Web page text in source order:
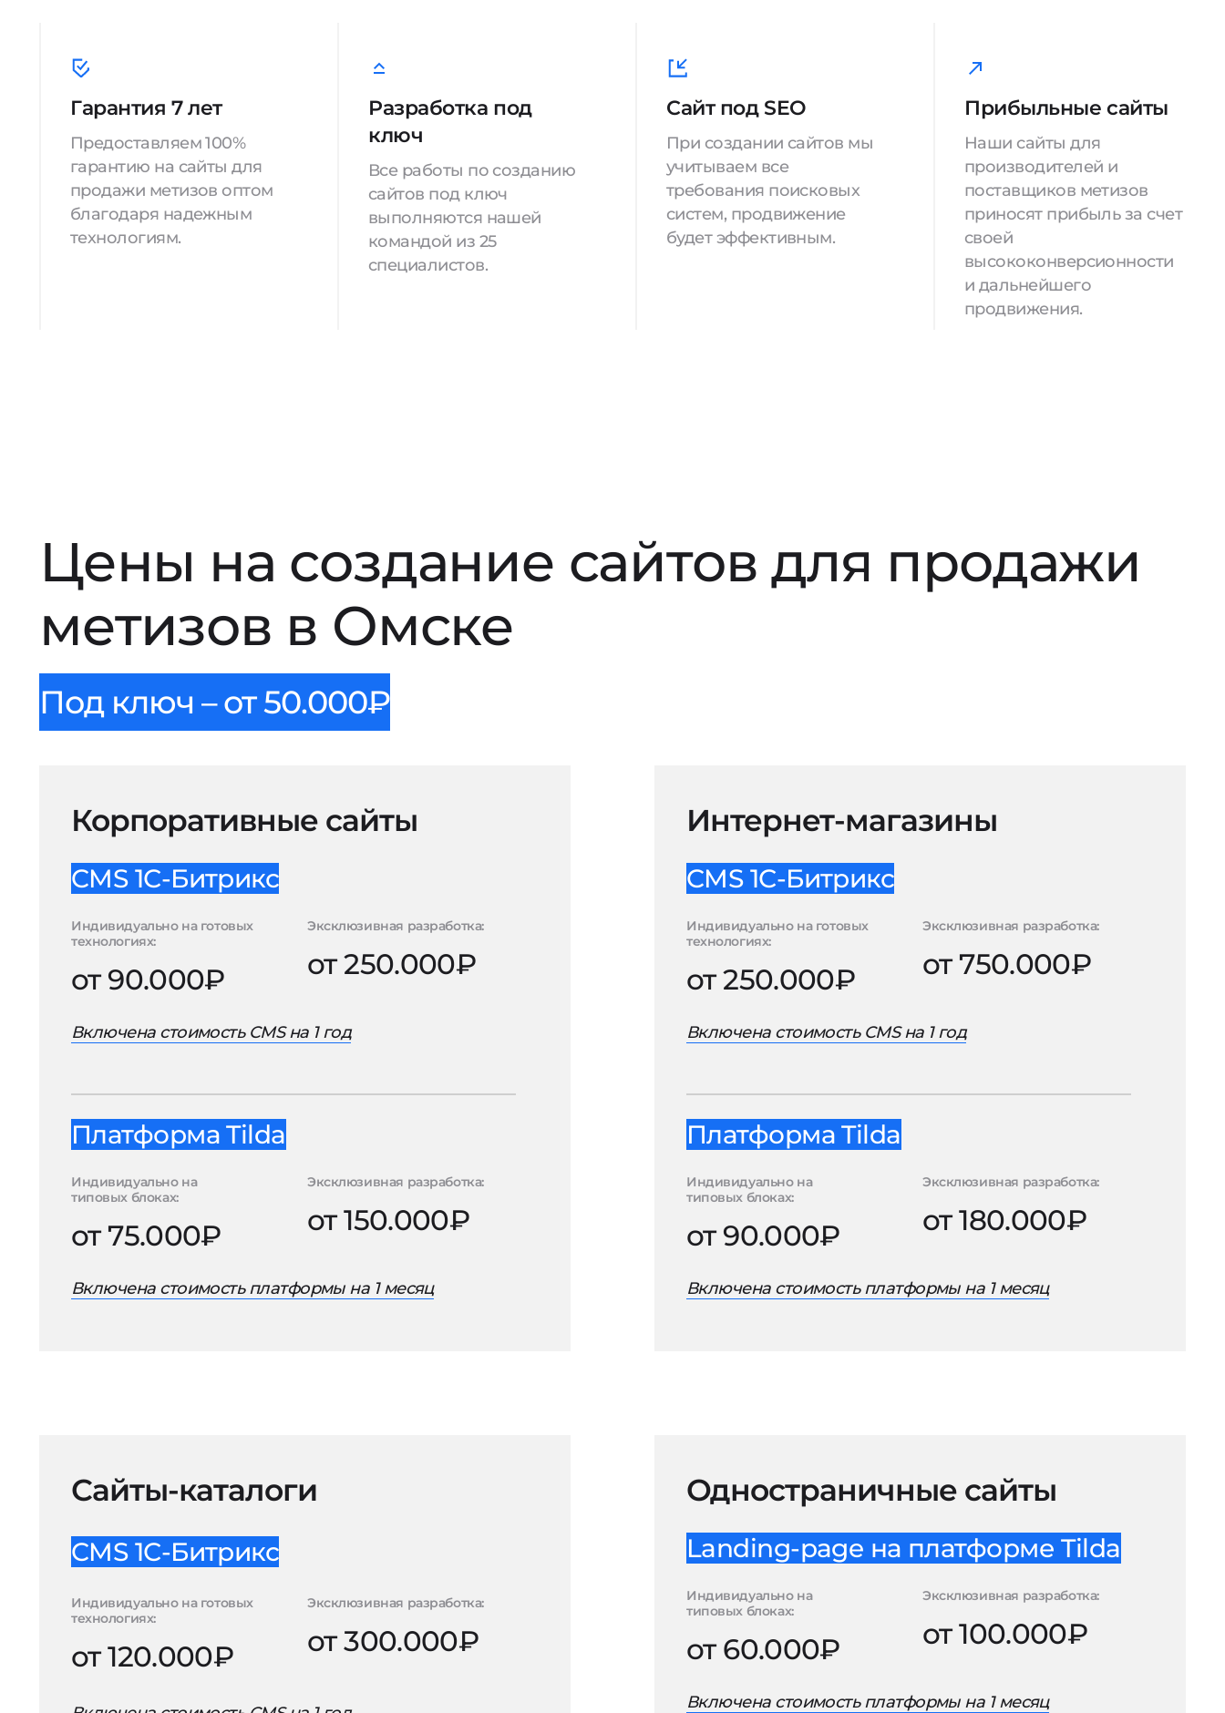
Гарантия 7 лет
Предоставляем 100%
гарантию на сайты для
продажи метизов оптом
благодаря надежным
технологиям.
Разработка под
ключ
Все работы по созданию
сайтов под ключ
выполняются нашей
командой из 25
специалистов.
Сайт под SEO
При создании сайтов мы
учитываем все
требования поисковых
систем, продвижение
будет эффективным.
Прибыльные сайты
Наши сайты для
производителей и
поставщиков метизов
приносят прибыль за счет
своей
высококонверсионности
и дальнейшего
продвижения.
Цены на создание сайтов для продажи
метизов в Омске
Под ключ – от 50.000₽
Корпоративные сайты
CMS 1С-Битрикс
Индивидуально на готовых
технологиях:
от 90.000₽
Эксклюзивная разработка:
от 250.000₽
Включена стоимость CMS на 1 год
Платформа Tilda
Индивидуально на
типовых блоках:
от 75.000₽
Эксклюзивная разработка:
от 150.000₽
Включена стоимость платформы на 1 месяц
Интернет-магазины
CMS 1С-Битрикс
Индивидуально на готовых
технологиях:
от 250.000₽
Эксклюзивная разработка:
от 750.000₽
Включена стоимость CMS на 1 год
Платформа Tilda
Индивидуально на
типовых блоках:
от 90.000₽
Эксклюзивная разработка:
от 180.000₽
Включена стоимость платформы на 1 месяц
Сайты-каталоги
CMS 1С-Битрикс
Индивидуально на готовых
технологиях:
от 120.000₽
Эксклюзивная разработка:
от 300.000₽
Одностраничные сайты
Landing-page на платформе Tilda
Индивидуально на
типовых блоках:
от 60.000₽
Эксклюзивная разработка:
от 100.000₽
Включена стоимость платформы на 1 месяц